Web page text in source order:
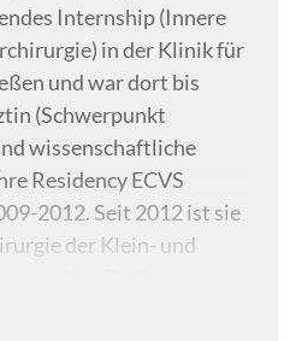
Internship (Innere
in der Klinik für
und war dort bis
(Schwerpunkt
wissenschaftliche
Residency ECVS
2012. Seit 2012 ist sie
der Klein- und
Sie als Oberärztin